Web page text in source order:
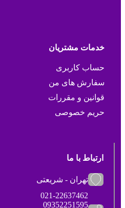
خدمات مشتریان
حساب کاربری
سفارش های من
قوانین و مقررات
حریم خصوصی
ارتباط با ما
تهران - شریعتی
021-22637462
09352251595